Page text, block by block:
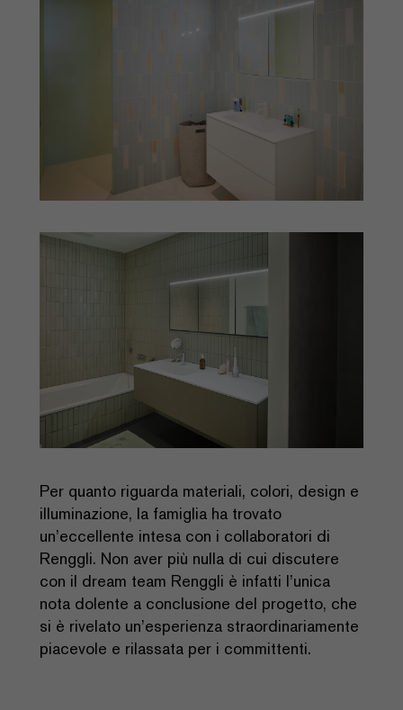
Per quanto riguarda materiali, colori, design e
illuminazione, la famiglia ha trovato
un’eccellente intesa con i collaboratori di
Renggli. Non aver più nulla di cui discutere
con il dream team Renggli è infatti l’unica
nota dolente a conclusione del progetto, che
si è rivelato un’esperienza straordinariamente
piacevole e rilassata per i committenti.